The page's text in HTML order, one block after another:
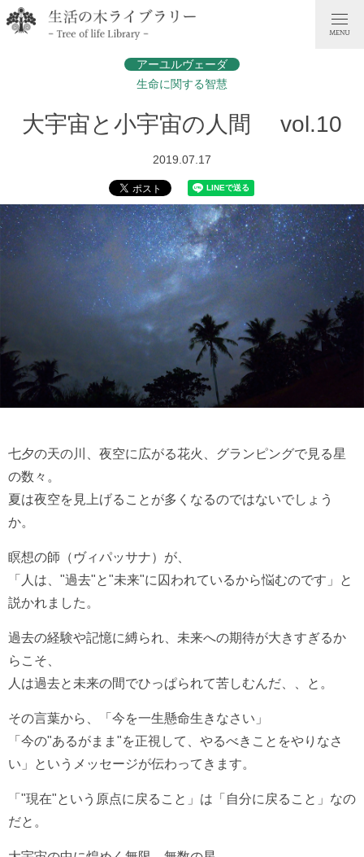
アーユルヴェーダ
生命に関する智慧
大宇宙と小宇宙の人間 vol.10
2019.07.17
七夕の天の川、夜空に広がる花火、グランピングで見る星
の数々。
夏は夜空を見上げることが多くなるのではないでしょう
か。
瞑想の師（ヴィパッサナ）が、
「人は、"過去"と"未来"に囚われているから悩むのです」と
説かれました。
過去の経験や記憶に縛られ、未来への期待が大きすぎるか
らこそ、
人は過去と未来の間でひっぱられて苦しむんだ、、と。
その言葉から、「今を一生懸命生きなさい」
「今の"あるがまま"を正視して、やるべきことをやりなさ
い」というメッセージが伝わってきます。
「"現在"という原点に戻ること」は「自分に戻ること」なの
だと。